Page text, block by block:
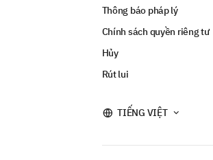
Thông báo pháp lý
Chính sách quyền riêng tư
Hủy
Rút lui
TIẾNG VIỆT